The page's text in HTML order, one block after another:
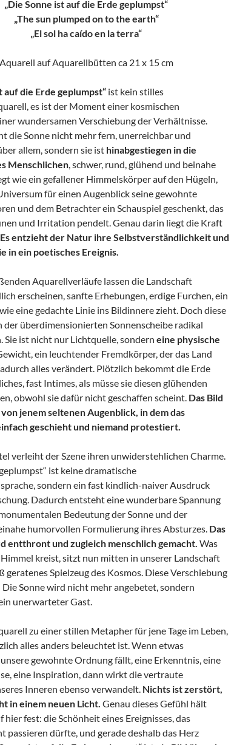
„Die Sonne ist auf die Erde geplumpst“
„The sun plumped on to the earth“
„El sol ha caído en la terra“
Aquarell auf Aquarellbütten ca 21 x 15 cm
auf die Erde geplumpst“ ist kein stilles
es ist der Moment einer kosmischen
wundersamen Verschiebung der Verhältnisse.
die Sonne nicht mehr fern, unerreichbar und
allem, sondern sie ist hinabgestiegen in die
Menschlichen , schwer, rund, glühend und beinahe
wie ein gefallener Himmelskörper auf den Hügeln,
für einen Augenblick seine gewohnte
und dem Betrachter ein Schauspiel geschenkt, das
und Irritation pendelt. Genau darin liegt die Kraft
Es entzieht der Natur ihre Selbstverständlichkeit und
in ein poetisches Ereignis.
Aquarellverläufe lassen die Landschaft
erscheinen, sanfte Erhebungen, erdige Furchen, ein
eine gedachte Linie ins Bildinnere zieht. Doch diese
der überdimensionierten Sonnenscheibe radikal
Sie ist nicht nur Lichtquelle, sondern eine physische
ein leuchtender Fremdkörper, der das Land
alles verändert. Plötzlich bekommt die Erde
fast Intimes, als müsse sie diesen glühenden
obwohl sie dafür nicht geschaffen scheint. Das Bild
jenem seltenen Augenblick, in dem das
geschieht und niemand protestiert.
verleiht der Szene ihren unwiderstehlichen Charme.
geplumpst“ ist keine dramatische
sondern ein fast kindlich-naiver Ausdruck
Dadurch entsteht eine wunderbare Spannung
Bedeutung der Sonne und der
humorvollen Formulierung ihres Absturzes. Das
entthront und zugleich menschlich gemacht. Was
kreist, sitzt nun mitten in unserer Landschaft
geratenes Spielzeug des Kosmos. Diese Verschiebung
Sonne wird nicht mehr angebetet, sondern
unerwarteter Gast.
zu einer stillen Metapher für jene Tage im Leben,
alles anders beleuchtet ist. Wenn etwas
gewohnte Ordnung fällt, eine Erkenntnis, eine
eine Inspiration, dann wirkt die vertraute
Inneren ebenso verwandelt. Nichts ist zerstört,
in einem neuen Licht. Genau dieses Gefühl hält
hier fest: die Schönheit eines Ereignisses, das
passieren dürfte, und gerade deshalb das Herz